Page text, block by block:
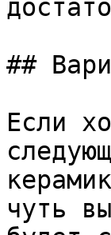
##
Если
чуть